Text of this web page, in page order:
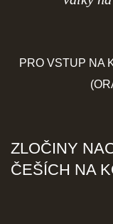
PRO VSTUP NA
ZLOČINY
ČEŠÍCH NA